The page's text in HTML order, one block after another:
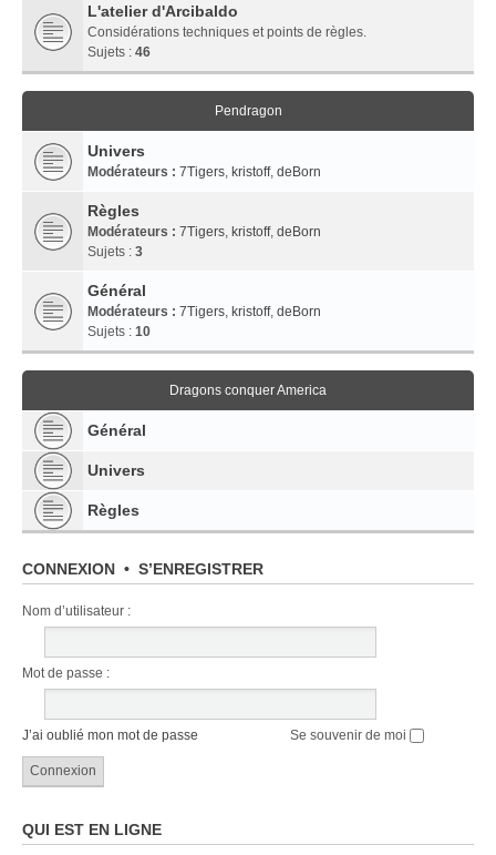
L'atelier d'Arcibaldo
Considérations techniques et points de règles.
Sujets : 46
Pendragon
Univers
Modérateurs : 7Tigers, kristoff, deBorn
Règles
Modérateurs : 7Tigers, kristoff, deBorn
Sujets : 3
Général
Modérateurs : 7Tigers, kristoff, deBorn
Sujets : 10
Dragons conquer America
Général
Univers
Règles
CONNEXION • S’ENREGISTRER
Nom d’utilisateur :
Mot de passe :
J’ai oublié mon mot de passe Se souvenir de moi
QUI EST EN LIGNE